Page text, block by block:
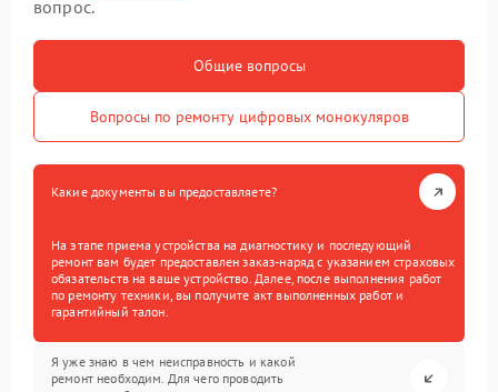
вопрос.
Общие вопросы
Вопросы по ремонту цифровых монокуляров
Какие документы вы предоставляете?
На этапе приема устройства на диагностику и последующий
ремонт вам будет предоставлен заказ-наряд с указанием страховых
обязательств на ваше устройство. Далее, после выполнения работ
по ремонту техники, вы получите акт выполненных работ и
гарантийный талон.
Я уже знаю в чем неисправность и какой
ремонт необходим. Для чего проводить